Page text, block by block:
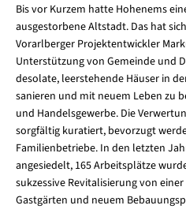
Bis vor Kurzem hatte Hohenems
ausgestorbene Altstadt. Das hat
Vorarlberger Projektentwickler
Unterstützung von Gemeinde und
desolate, leerstehende Häuser in
sanieren und mit neuem Leben zu
und Handelsgewerbe. Die
sorgfältig kuratiert, bevorzugt
Familienbetriebe. In den letzten
angesiedelt, 165 Arbeitsplätze
sukzessive Revitalisierung von
Gastgärten und neuem